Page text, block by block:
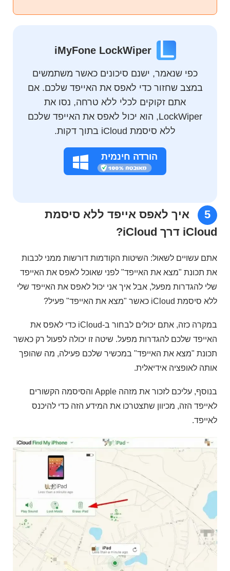
iMyFone LockWiper
כפי שנאמר, ישנם סיכונים כאשר משתמשים
במצב שחזור כדי לאפס את האייפד שלכם. אם
אתם זקוקים לכלי ללא טרחה, נסו את
LockWiper, הוא יכול לאפס את האייפד שלכם
ללא סיסמת iCloud בתוך דקות.
הורדה חינמית
5
איך לאפס אייפד ללא סיסמת
iCloud דרך iCloud?
אתם עשויים לשאול: השיטות הקודמות דורשות ממני לכבות
את תכונת "מצא את האייפד" לפני שאוכל לאפס את האייפד
שלי להגדרות מפעל, אבל איך אני יכול לאפס את האייפד שלי
ללא סיסמת iCloud כאשר "מצא את האייפד" פעיל?
במקרה כזה, אתם יכולים לבחור ב-iCloud כדי לאפס את
האייפד שלכם להגדרות מפעל. שיטה זו יכולה לפעול רק כאשר
תכונת "מצא את האייפד" במכשיר שלכם פעילה, מה שהופך
אותה לאופציה אידיאלית.
בנוסף, עליכם לזכור את מזהה Apple והסיסמה הקשורים
לאייפד הזה, מכיוון שתצטרכו את המידע הזה כדי להיכנס
לאייפד.